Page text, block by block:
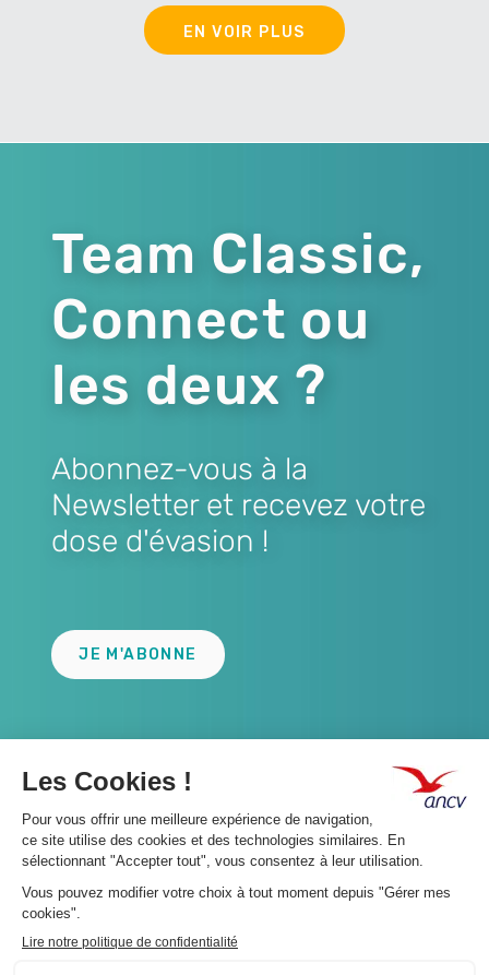
EN VOIR PLUS
Team Classic,
Connect ou
les deux ?
Abonnez-vous à la
Newsletter et recevez votre
dose d'évasion !
JE M'ABONNE
A propos 👇